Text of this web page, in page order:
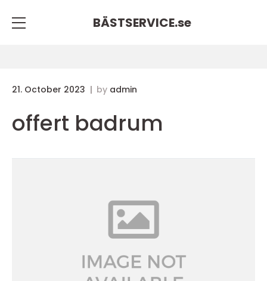
BÄSTSERVICE.se
21. October 2023 by admin
offert badrum